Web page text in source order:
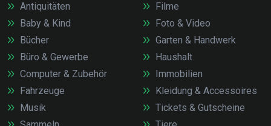
Antiquitäten
Baby & Kind
Bücher
Büro & Gewerbe
Computer & Zubehör
Fahrzeuge
Filme
Foto & Video
Garten & Handwerk
Haushalt
Immobilien
Kleidung & Accessoires
Musik
Tickets & Gutscheine